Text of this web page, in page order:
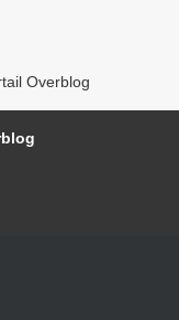
Overblog